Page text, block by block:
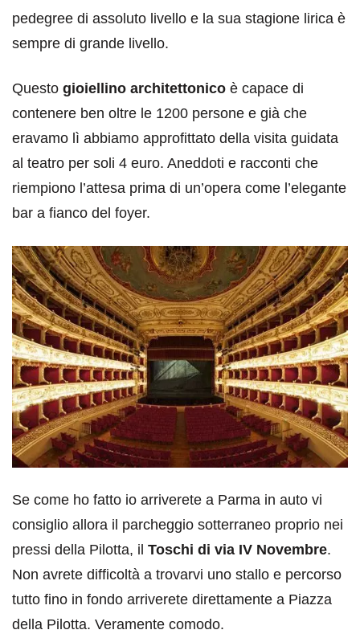
pedegree di assoluto livello e la sua stagione lirica è
sempre di grande livello.
Questo gioiellino architettonico è capace di
contenere ben oltre le 1200 persone e già che
eravamo lì abbiamo approfittato della visita guidata
al teatro per soli 4 euro. Aneddoti e racconti che
riempiono l’attesa prima di un’opera come l’elegante
bar a fianco del foyer.
Se come ho fatto io arriverete a Parma in auto vi
consiglio allora il parcheggio sotterraneo proprio nei
pressi della Pilotta, il Toschi di via IV Novembre.
Non avrete difficoltà a trovarvi uno stallo e percorso
tutto fino in fondo arriverete direttamente a Piazza
della Pilotta. Veramente comodo.